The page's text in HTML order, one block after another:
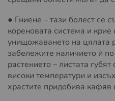
● Гниене – тази болест се
кореновата система и крие
унищожаването на цялата
забележите наличието ѝ
растението – листата
високи температури и
храстите придобива кафяв